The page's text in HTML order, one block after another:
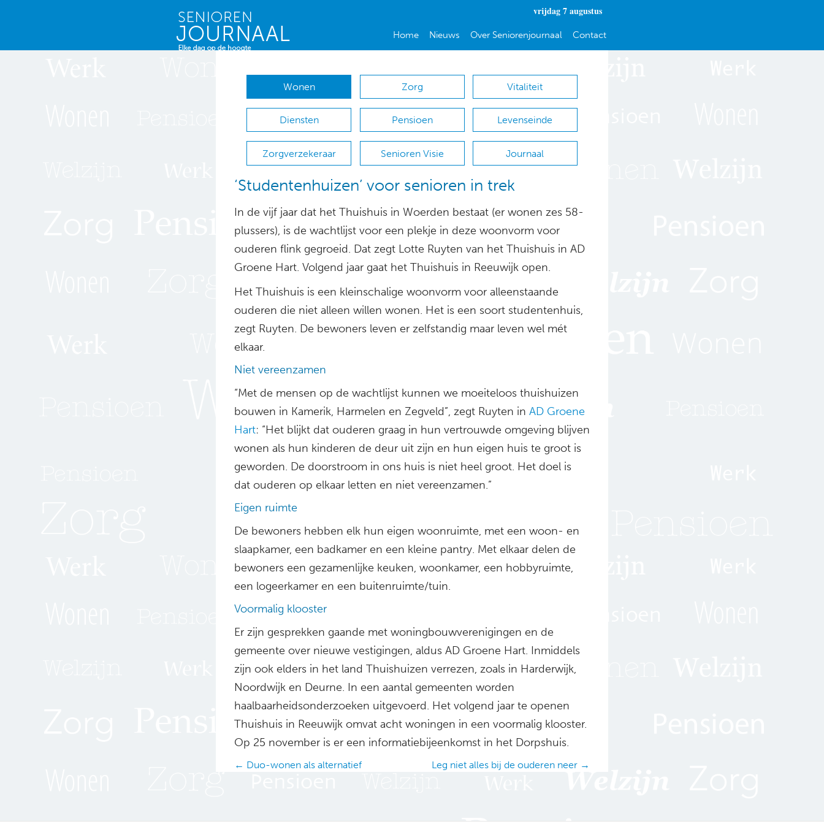
vrijdag 7 augustus
Home Nieuws Over Seniorenjournaal Contact
Wonen Zorg Vitaliteit
Diensten Pensioen Levenseinde
Zorgverzekeraar Senioren Visie Journaal
‘Studentenhuizen’ voor senioren in trek
In de vijf jaar dat het Thuishuis in Woerden bestaat (er wonen zes 58-
plussers), is de wachtlijst voor een plekje in deze woonvorm voor
ouderen flink gegroeid. Dat zegt Lotte Ruyten van het Thuishuis in AD
Groene Hart. Volgend jaar gaat het Thuishuis in Reeuwijk open.
Het Thuishuis is een kleinschalige woonvorm voor alleenstaande
ouderen die niet alleen willen wonen. Het is een soort studentenhuis,
zegt Ruyten. De bewoners leven er zelfstandig maar leven wel mét
elkaar.
Niet vereenzamen
“Met de mensen op de wachtlijst kunnen we moeiteloos thuishuizen
bouwen in Kamerik, Harmelen en Zegveld”, zegt Ruyten in AD Groene
Hart: “Het blijkt dat ouderen graag in hun vertrouwde omgeving blijven
wonen als hun kinderen de deur uit zijn en hun eigen huis te groot is
geworden. De doorstroom in ons huis is niet heel groot. Het doel is
dat ouderen op elkaar letten en niet vereenzamen.”
Eigen ruimte
De bewoners hebben elk hun eigen woonruimte, met een woon- en
slaapkamer, een badkamer en een kleine pantry. Met elkaar delen de
bewoners een gezamenlijke keuken, woonkamer, een hobbyruimte,
een logeerkamer en een buitenruimte/tuin.
Voormalig klooster
Er zijn gesprekken gaande met woningbouwverenigingen en de
gemeente over nieuwe vestigingen, aldus AD Groene Hart. Inmiddels
zijn ook elders in het land Thuishuizen verrezen, zoals in Harderwijk,
Noordwijk en Deurne. In een aantal gemeenten worden
haalbaarheidsonderzoeken uitgevoerd. Het volgend jaar te openen
Thuishuis in Reeuwijk omvat acht woningen in een voormalig klooster.
Op 25 november is er een informatiebijeenkomst in het Dorpshuis.
Posts
← Duo-wonen als alternatief Leg niet alles bij de ouderen neer →